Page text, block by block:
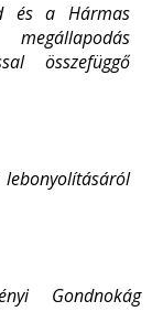
és a Hármas
összefüggő
Gondnokág